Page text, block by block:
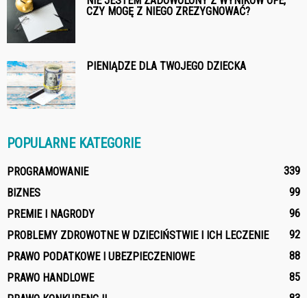
CZY MOGĘ Z NIEGO ZREZYGNOWAĆ?
PIENIĄDZE DLA TWOJEGO DZIECKA
POPULARNE KATEGORIE
PROGRAMOWANIE
339
BIZNES
99
PREMIE I NAGRODY
96
PROBLEMY ZDROWOTNE W DZIECIŃSTWIE I ICH LECZENIE
92
PRAWO PODATKOWE I UBEZPIECZENIOWE
88
PRAWO HANDLOWE
85